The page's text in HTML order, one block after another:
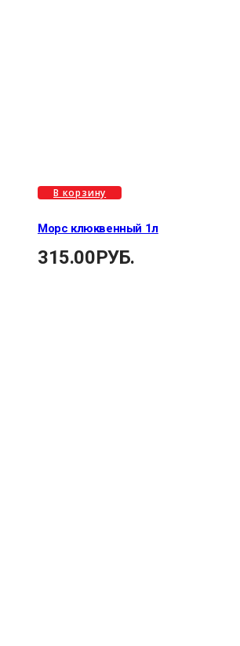
В корзину
Морс клюквенный 1л
315.00РУБ.